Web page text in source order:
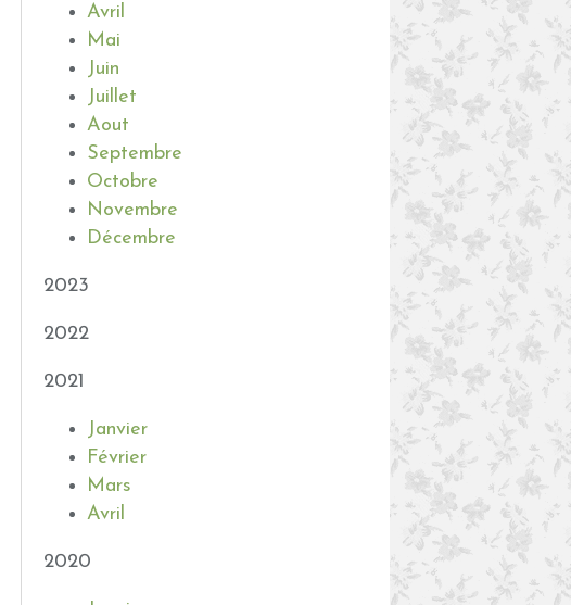
Avril
Mai
Juin
Juillet
Aout
Septembre
Octobre
Novembre
Décembre
2023
2022
2021
Janvier
Février
Mars
Avril
2020